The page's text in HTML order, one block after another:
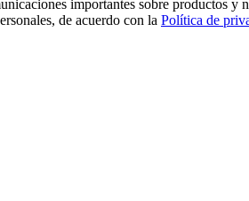
importantes sobre productos y
de acuerdo con la Política de